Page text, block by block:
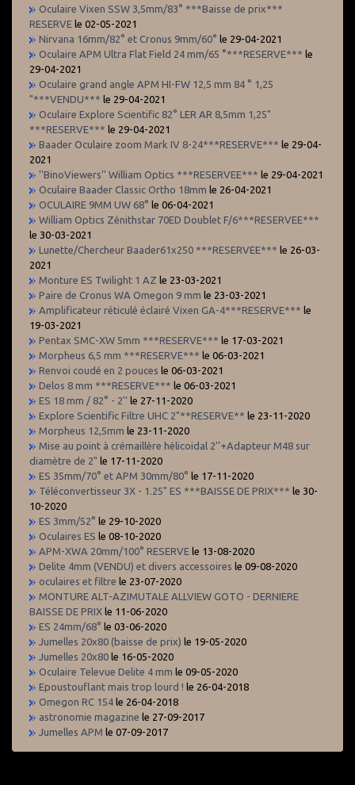
Oculaire Vixen SSW 3,5mm/83° ***Baisse de prix***
RESERVE le 02-05-2021
Nirvana 16mm/82° et Cronus 9mm/60° le 29-04-2021
Oculaire APM Ultra Flat Field 24 mm/65 °***RESERVE*** le
29-04-2021
Oculaire grand angle APM HI-FW 12,5 mm 84 ° 1,25
"***VENDU*** le 29-04-2021
Oculaire Explore Scientific 82° LER AR 8,5mm 1,25"
***RESERVE*** le 29-04-2021
Baader Oculaire zoom Mark IV 8-24***RESERVE*** le 29-04-
2021
''BinoViewers'' William Optics ***RESERVEE*** le 29-04-2021
Oculaire Baader Classic Ortho 18mm le 26-04-2021
OCULAIRE 9MM UW 68° le 06-04-2021
William Optics Zénithstar 70ED Doublet F/6***RESERVEE***
le 30-03-2021
Lunette/Chercheur Baader61x250 ***RESERVEE*** le 26-03-
2021
Monture ES Twilight 1 AZ le 23-03-2021
Paire de Cronus WA Omegon 9 mm le 23-03-2021
Amplificateur réticulé éclairé Vixen GA-4***RESERVE*** le
19-03-2021
Pentax SMC-XW 5mm ***RESERVE*** le 17-03-2021
Morpheus 6,5 mm ***RESERVE*** le 06-03-2021
Renvoi coudé en 2 pouces le 06-03-2021
Delos 8 mm ***RESERVE*** le 06-03-2021
ES 18 mm / 82° - 2'' le 27-11-2020
Explore Scientific Filtre UHC 2"**RESERVE** le 23-11-2020
Morpheus 12,5mm le 23-11-2020
Mise au point à crémaillère hélicoidal 2''+Adapteur M48 sur
diamètre de 2" le 17-11-2020
ES 35mm/70° et APM 30mm/80° le 17-11-2020
Téléconvertisseur 3X - 1.25" ES ***BAISSE DE PRIX*** le 30-
10-2020
ES 3mm/52° le 29-10-2020
Oculaires ES le 08-10-2020
APM-XWA 20mm/100° RESERVE le 13-08-2020
Delite 4mm (VENDU) et divers accessoires le 09-08-2020
oculaires et filtre le 23-07-2020
MONTURE ALT-AZIMUTALE ALLVIEW GOTO - DERNIERE
BAISSE DE PRIX le 11-06-2020
ES 24mm/68° le 03-06-2020
Jumelles 20x80 (baisse de prix) le 19-05-2020
Jumelles 20x80 le 16-05-2020
Oculaire Televue Delite 4 mm le 09-05-2020
Epoustouflant mais trop lourd ! le 26-04-2018
Omegon RC 154 le 26-04-2018
astronomie magazine le 27-09-2017
Jumelles APM le 07-09-2017